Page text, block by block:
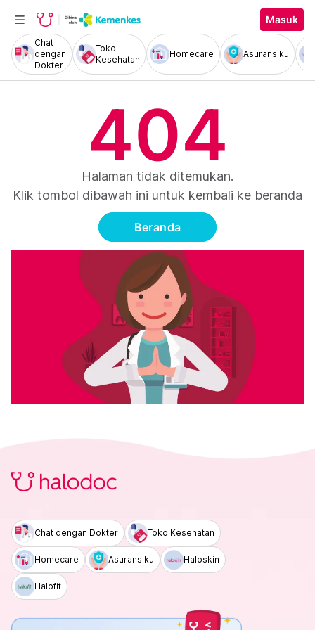
Masuk
Chat
dengan
Dokter
Toko
Kesehatan
Homecare Asuransiku
404
Halaman tidak ditemukan.
Klik tombol dibawah ini untuk kembali ke beranda
Beranda
Chat dengan Dokter Toko Kesehatan
Homecare Asuransiku Haloskin
Halofit